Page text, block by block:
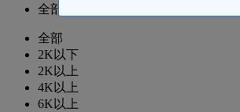
全部
全部
2K以下
2K以上
4K以上
6K以上